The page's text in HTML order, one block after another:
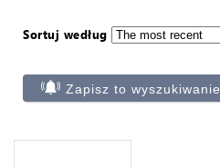
Sortuj według
Zapisz to wyszukiwanie